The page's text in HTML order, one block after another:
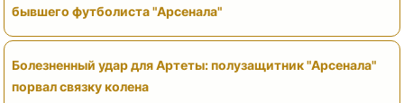
бывшего футболиста "Арсенала"
Болезненный удар для Артеты: полузащитник "Арсенала"
порвал связку колена